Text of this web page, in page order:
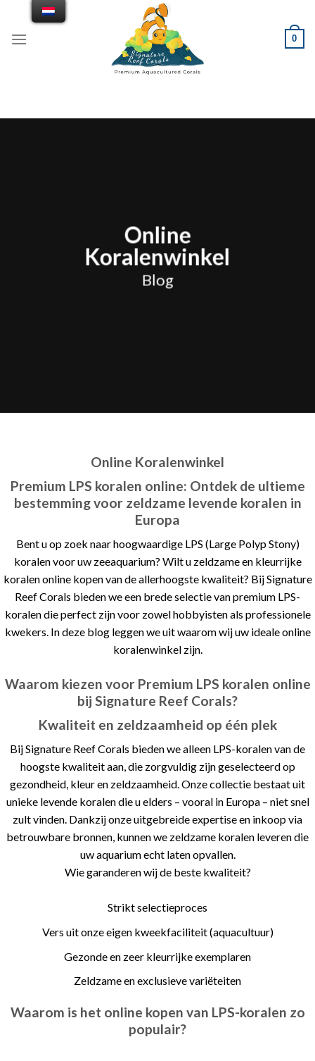
Doorgaan
artikel
0
Online
Koralenwinkel
Blog
Online Koralenwinkel
Premium LPS koralen online: Ontdek de ultieme
bestemming voor zeldzame levende koralen in
Europa
Bent u op zoek naar hoogwaardige LPS (Large Polyp Stony)
koralen voor uw zeeaquarium? Wilt u zeldzame en kleurrijke
koralen online kopen van de allerhoogste kwaliteit? Bij Signature
Reef Corals bieden we een brede selectie van premium LPS-
koralen die perfect zijn voor zowel hobbyisten als professionele
kwekers. In deze blog leggen we uit waarom wij uw ideale online
koralenwinkel zijn.
Waarom kiezen voor Premium LPS koralen online
bij Signature Reef Corals?
Kwaliteit en zeldzaamheid op één plek
Bij Signature Reef Corals bieden we alleen LPS-koralen van de
hoogste kwaliteit aan, die zorgvuldig zijn geselecteerd op
gezondheid, kleur en zeldzaamheid. Onze collectie bestaat uit
unieke levende koralen die u elders – vooral in Europa – niet snel
zult vinden. Dankzij onze uitgebreide expertise en inkoop via
betrouwbare bronnen, kunnen we zeldzame koralen leveren die
uw aquarium echt laten opvallen.
Wie garanderen wij de beste kwaliteit?
Strikt selectieproces
Vers uit onze eigen kweekfaciliteit (aquacultuur)
Gezonde en zeer kleurrijke exemplaren
Zeldzame en exclusieve variëteiten
Waarom is het online kopen van LPS-koralen zo
populair?